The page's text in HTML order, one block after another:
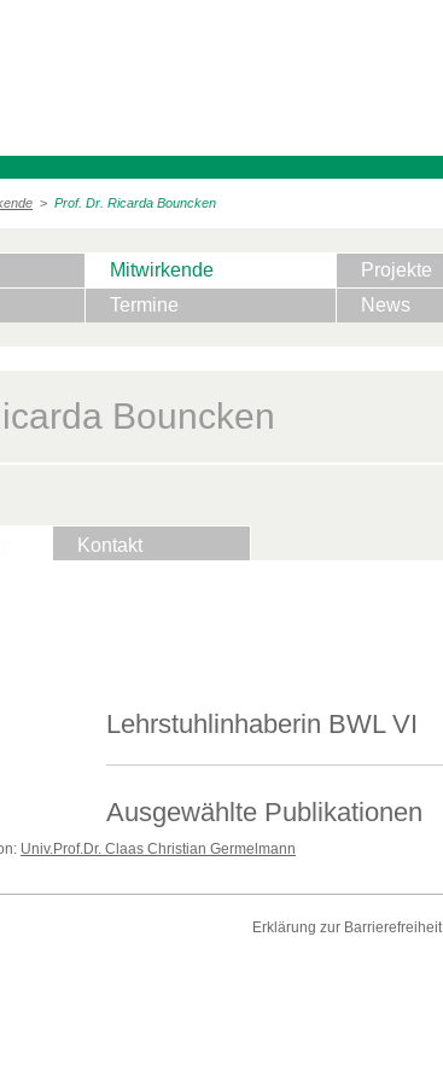
> Prof. Dr. Ricarda Bouncken
Mitwirkende Projekte
Termine News
Bouncken
Kontakt
Lehrstuhlinhaberin BWL VI
Ausgewählte Publikationen
Univ.Prof.Dr. Claas Christian Germelmann
Erklärung zur Barrierefreiheit